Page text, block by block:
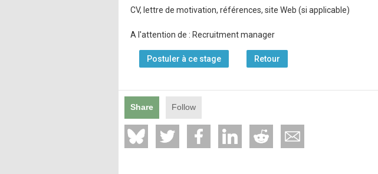
CV, lettre de motivation, références, site Web (si applicable)
A l'attention de : Recruitment manager
Postuler à ce stage Retour
Share Follow